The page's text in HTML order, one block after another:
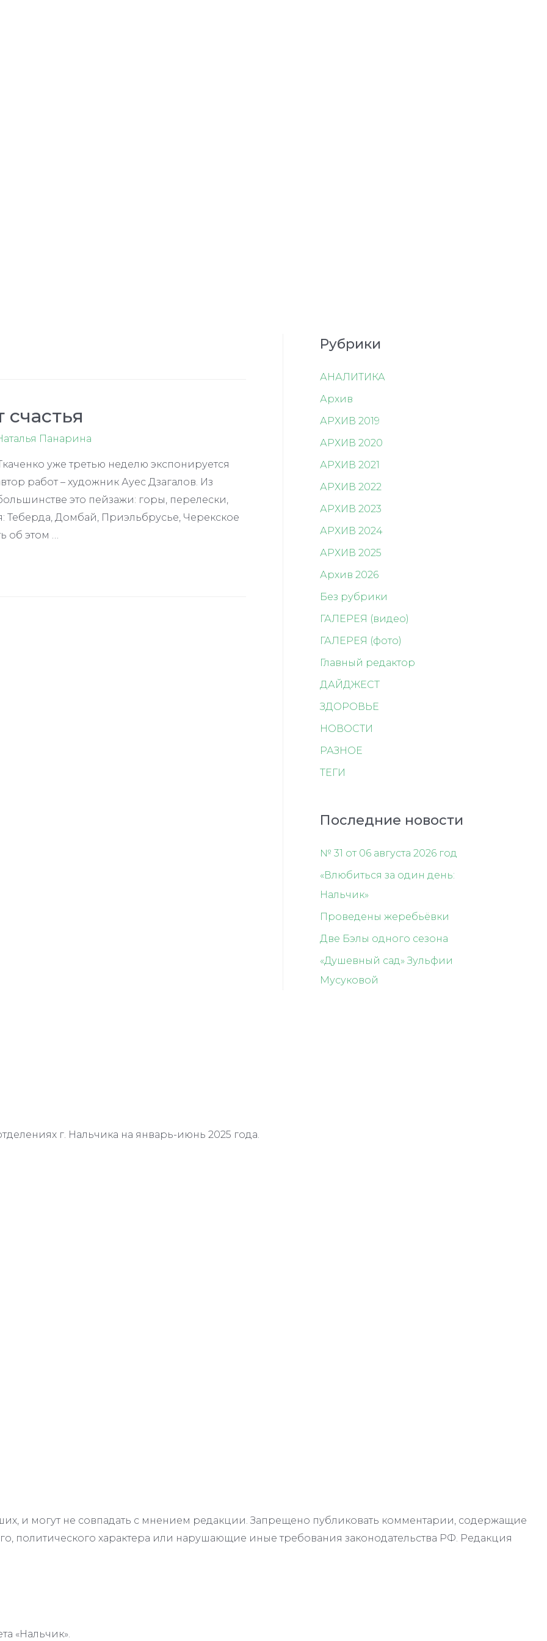
Панарина
уже третью неделю экспонируется
работ – художник Ауес Дзагалов. Из
это пейзажи: горы, перелески,
Теберда, Домбай, Приэльбрусье, Черекское
об этом …
Рубрики
АНАЛИТИКА
Архив
АРХИВ 2019
АРХИВ 2020
АРХИВ 2021
АРХИВ 2022
АРХИВ 2023
АРХИВ 2024
АРХИВ 2025
Архив 2026
Без рубрики
ГАЛЕРЕЯ (видео)
ГАЛЕРЕЯ (фото)
Главный редактор
ДАЙДЖЕСТ
ЗДОРОВЬЕ
НОВОСТИ
РАЗНОЕ
ТЕГИ
Последние новости
№ 31 от 06 августа 2026 год
«Влюбиться за один день:
Нальчик»
Проведены жеребьёвки
Две Бэлы одного сезона
«Душевный сад» Зульфии
Мусуковой
г. Нальчика на январь-июнь 2025 года.
и могут не совпадать с мнением редакции. Запрещено публиковать комментарии, содержащие
политического характера или нарушающие иные требования законодательства РФ. Редакция
«Нальчик».